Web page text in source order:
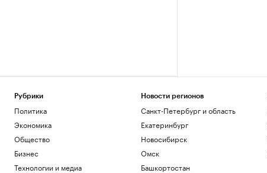
Рубрики
Политика
Экономика
Общество
Бизнес
Технологии и медиа
Новости регионов
Санкт-Петербург и область
Екатеринбург
Новосибирск
Омск
Башкортостан